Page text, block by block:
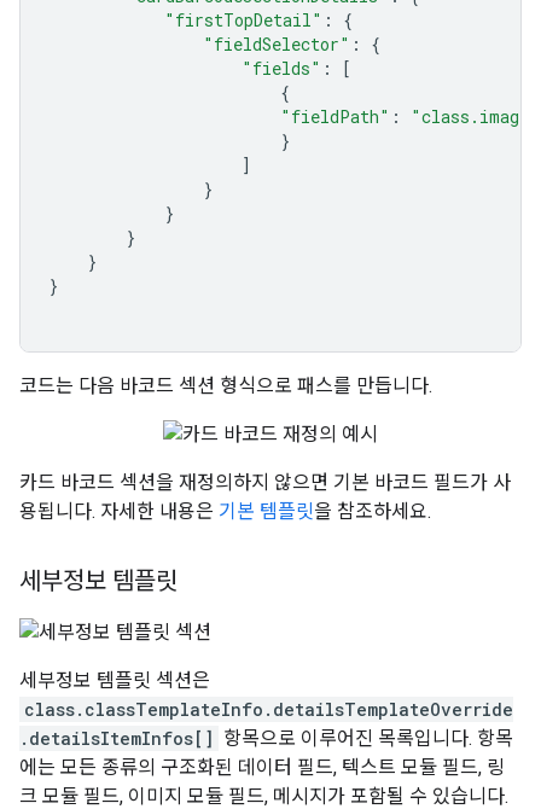
"firstTopDetail" :
{
"fieldSelector" :
{
"fields" :
[
{
"fieldPath" :
}
]
}
}
}
}
}
코드는 다음 바코드 섹션 형식으로 패스를 만듭니다.
카드 바코드 섹션을 재정의하지 않으면 기본 바코드 필드가 사
용됩니다. 자세한 내용은 기본 템플릿을 참조하세요.
세부정보 템플릿
세부정보 템플릿 섹션은
class.classTemplateInfo.detailsTemplateOverride
.detailsItemInfos[] 항목으로 이루어진 목록입니다. 항목
에는 모든 종류의 구조화된 데이터 필드, 텍스트 모듈 필드, 링
크 모듈 필드, 이미지 모듈 필드, 메시지가 포함될 수 있습니다.